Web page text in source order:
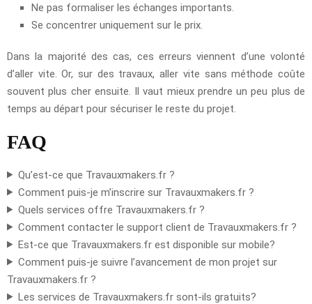
Ne pas formaliser les échanges importants.
Se concentrer uniquement sur le prix.
Dans la majorité des cas, ces erreurs viennent d’une volonté
d’aller vite. Or, sur des travaux, aller vite sans méthode coûte
souvent plus cher ensuite. Il vaut mieux prendre un peu plus de
temps au départ pour sécuriser le reste du projet.
FAQ
Qu’est-ce que Travauxmakers.fr ?
Comment puis-je m’inscrire sur Travauxmakers.fr ?
Quels services offre Travauxmakers.fr ?
Comment contacter le support client de Travauxmakers.fr ?
Est-ce que Travauxmakers.fr est disponible sur mobile?
Comment puis-je suivre l’avancement de mon projet sur
Travauxmakers.fr ?
Les services de Travauxmakers.fr sont-ils gratuits?